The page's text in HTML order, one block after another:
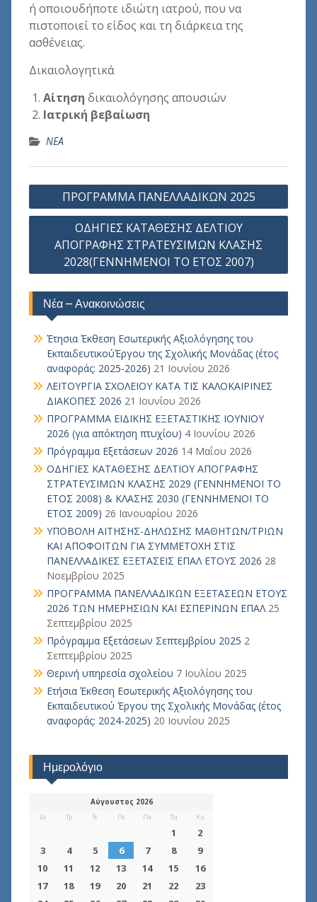
ή οποιουδήποτε ιδιώτη ιατρού, που να
πιστοποιεί το είδος και τη διάρκεια της
ασθένειας.
Δικαιολογητικά
Αίτηση δικαιολόγησης απουσιών
Ιατρική βεβαίωση
ΝΕΑ
Πλοήγηση
άρθρων
ΠΡΟΓΡΑΜΜΑ ΠΑΝΕΛΛΑΔΙΚΩΝ 2025
ΟΔΗΓΙΕΣ ΚΑΤΑΘΕΣΗΣ ΔΕΛΤΙΟΥ
ΑΠΟΓΡΑΦΗΣ ΣΤΡΑΤΕΥΣΙΜΩΝ ΚΛΑΣΗΣ
2028(ΓΕΝΝΗΜΕΝΟΙ ΤΟ ΕΤΟΣ 2007)
Νέα – Ανακοινώσεις
Έτησια Έκθεση Εσωτερικής Αξιολόγησης του
ΕκπαιδευτικούΈργου της Σχολικής Μονάδας (έτος
αναφοράς: 2025-2026) 21 Ιουνίου 2026
ΛΕΙΤΟΥΡΓΙΑ ΣΧΟΛΕΙΟΥ ΚΑΤΑ ΤΙΣ ΚΑΛΟΚΑΙΡΙΝΕΣ
ΔΙΑΚΟΠΕΣ 2026 21 Ιουνίου 2026
ΠΡΟΓΡΑΜΜΑ ΕΙΔΙΚΗΣ ΕΞΕΤΑΣΤΙΚΗΣ ΙΟΥΝΙΟΥ
2026 (για απόκτηση πτυχίου) 4 Ιουνίου 2026
Πρόγραμμα Εξετάσεων 2026 14 Μαΐου 2026
ΟΔΗΓΙΕΣ ΚΑΤΑΘΕΣΗΣ ΔΕΛΤΙΟΥ ΑΠΟΓΡΑΦΗΣ
ΣΤΡΑΤΕΥΣΙΜΩΝ ΚΛΑΣΗΣ 2029 (ΓΕΝΝΗΜΕΝΟΙ ΤΟ
ΕΤΟΣ 2008) & ΚΛΑΣΗΣ 2030 (ΓΕΝΝΗΜΕΝΟΙ ΤΟ
ΕΤΟΣ 2009) 26 Ιανουαρίου 2026
ΥΠΟΒΟΛΗ ΑΙΤΗΣΗΣ-ΔΗΛΩΣΗΣ ΜΑΘΗΤΩΝ/ΤΡΙΩΝ
ΚΑΙ ΑΠΟΦΟΙΤΩΝ ΓΙΑ ΣΥΜΜΕΤΟΧΗ ΣΤΙΣ
ΠΑΝΕΛΛΑΔΙΚΕΣ ΕΞΕΤΑΣΕΙΣ ΕΠΑΛ ΕΤΟΥΣ 2026 28
Νοεμβρίου 2025
ΠΡΟΓΡΑΜΜΑ ΠΑΝΕΛΛΑΔΙΚΩΝ ΕΞΕΤΑΣΕΩΝ ΕΤΟΥΣ
2026 ΤΩΝ ΗΜΕΡΗΣΙΩΝ ΚΑΙ ΕΣΠΕΡΙΝΩΝ ΕΠΑΛ 25
Σεπτεμβρίου 2025
Πρόγραμμα Εξετάσεων Σεπτεμβρίου 2025 2
Σεπτεμβρίου 2025
Θερινή υπηρεσία σχολείου 7 Ιουλίου 2025
Ετήσια Έκθεση Εσωτερικής Αξιολόγησης του
Εκπαιδευτικού Έργου της Σχολικής Μονάδας (έτος
αναφοράς: 2024-2025) 20 Ιουνίου 2025
Ημερολόγιο